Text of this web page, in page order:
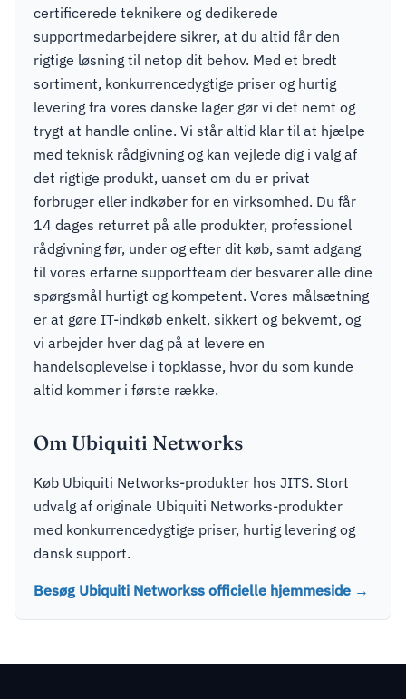
certificerede teknikere og dedikerede
supportmedarbejdere sikrer, at du altid får den
rigtige løsning til netop dit behov. Med et bredt
sortiment, konkurrencedygtige priser og hurtig
levering fra vores danske lager gør vi det nemt og
trygt at handle online. Vi står altid klar til at hjælpe
med teknisk rådgivning og kan vejlede dig i valg af
det rigtige produkt, uanset om du er privat
forbruger eller indkøber for en virksomhed. Du får
14 dages returret på alle produkter, professionel
rådgivning før, under og efter dit køb, samt adgang
til vores erfarne supportteam der besvarer alle dine
spørgsmål hurtigt og kompetent. Vores målsætning
er at gøre IT-indkøb enkelt, sikkert og bekvemt, og
vi arbejder hver dag på at levere en
handelsoplevelse i topklasse, hvor du som kunde
altid kommer i første række.
Om Ubiquiti Networks
Køb Ubiquiti Networks-produkter hos JITS. Stort
udvalg af originale Ubiquiti Networks-produkter
med konkurrencedygtige priser, hurtig levering og
dansk support.
Besøg Ubiquiti Networkss officielle hjemmeside →